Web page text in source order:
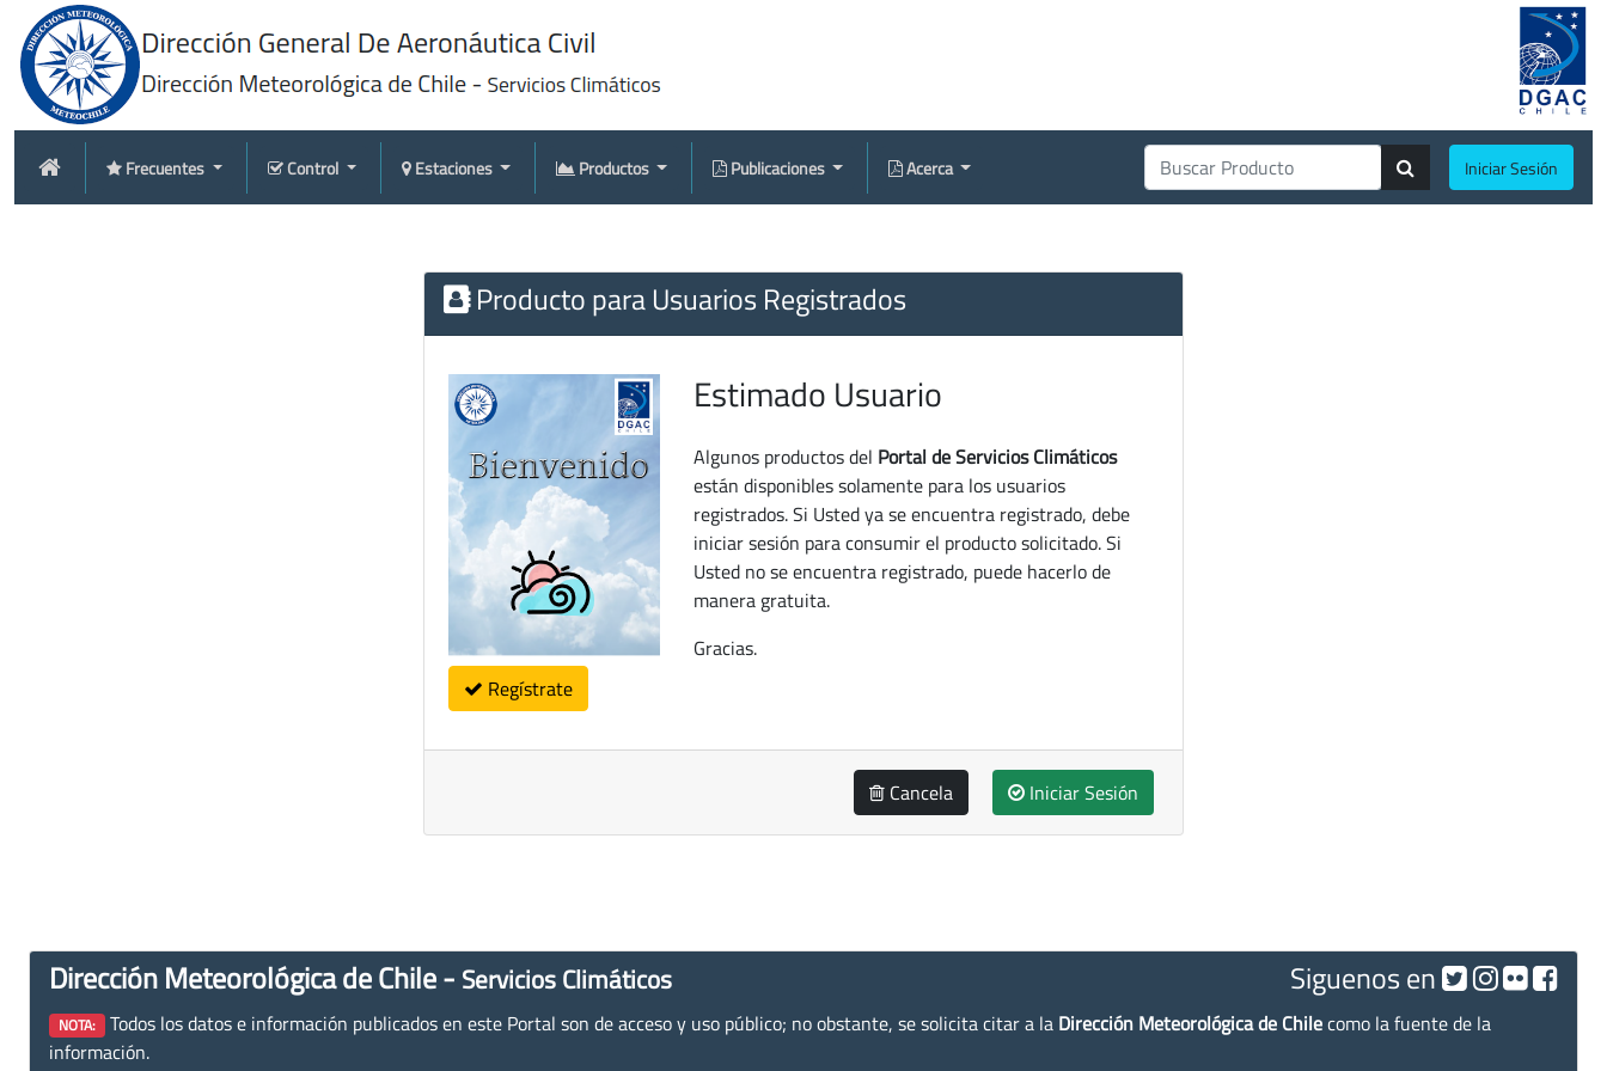
Frecuentes Control Estaciones Productos Publicaciones Acerca Iniciar Sesión
Producto para Usuarios Registrados
Regístrate
Estimado Usuario
Algunos productos del Portal de Servicios Climáticos
están disponibles solamente para los usuarios
registrados. Si Usted ya se encuentra registrado, debe
iniciar sesión para consumir el producto solicitado. Si
Usted no se encuentra registrado, puede hacerlo de
manera gratuita.
Gracias.
Cancela Iniciar Sesión
Dirección Meteorológica de Chile - Servicios Climáticos Siguenos en
NOTA: Todos los datos e información publicados en este Portal son de acceso y uso público; no obstante, se solicita citar a la Dirección Meteorológica de Chilecomo la fuente de la
información.